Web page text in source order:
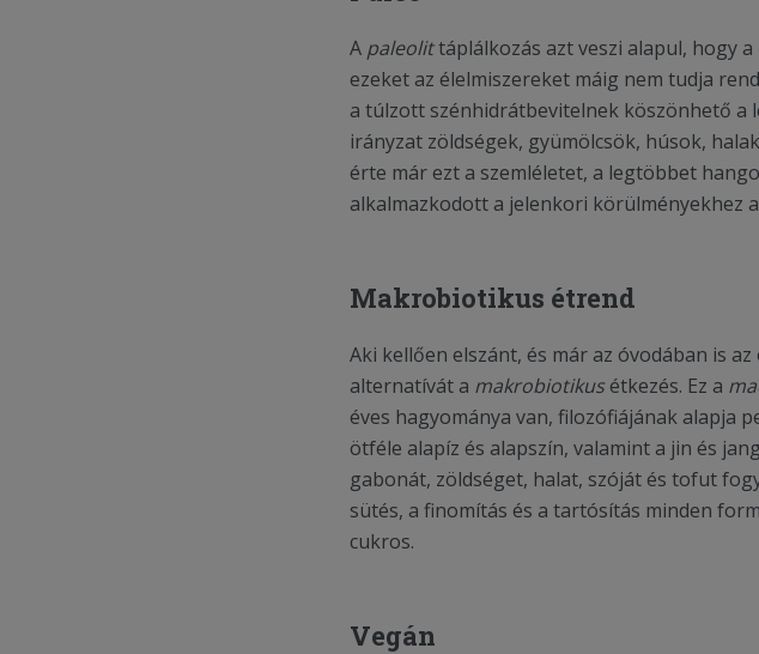
A paleolittáplálkozás azt veszi alapul, hogy
ezeket az élelmiszereket máig nem tudja
a túlzott szénhidrátbevitelnek köszönhető a
irányzat zöldségek, gyümölcsök, húsok,
érte már ezt a szemléletet, a legtöbbet
alkalmazkodott a jelenkori körülményekhez
Makrobiotikus étrend
Aki kellően elszánt, és már az óvodában is
alternatívát a makrobiotikusétkezés. Ez a
éves hagyománya van, filozófiájának alapja
ötféle alapíz és alapszín, valamint a jin és
gabonát, zöldséget, halat, szóját és tofut
sütés, a finomítás és a tartósítás minden
cukros.
Vegán